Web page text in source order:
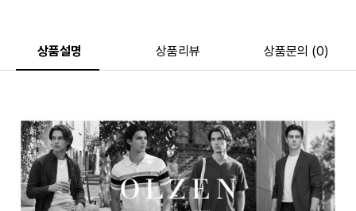
상품설명 상품리뷰 상품문의 (0)